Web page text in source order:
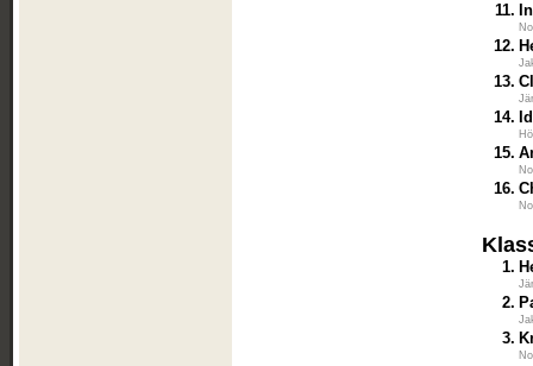
11.
12.
13.
14.
15.
16.
1.
2.
3.